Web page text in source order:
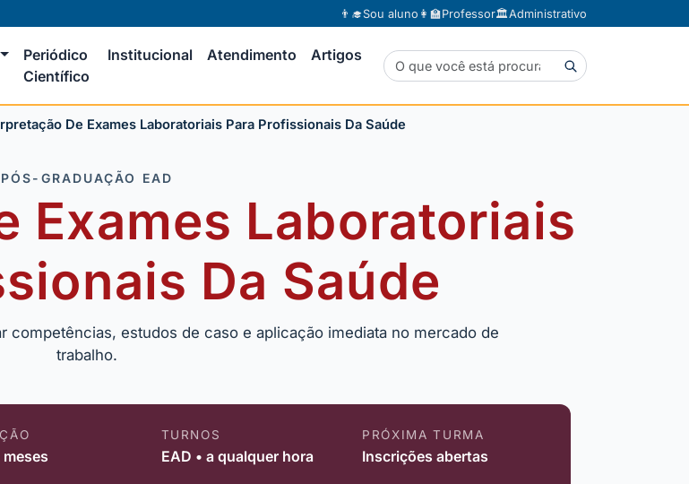
👨‍🎓Sou aluno 👩‍🏫Professor🏛️Administrativo
Periódico
Científico
Institucional Atendimento Artigos
De Exames Laboratoriais Para Profissionais Da Saúde
PÓS-GRADUAÇÃO EAD
Exames Laboratoriais
Da Saúde
competências, estudos de caso e aplicação imediata no mercado de
trabalho.
meses
TURNOS
EAD • a qualquer hora
PRÓXIMA TURMA
Inscrições abertas